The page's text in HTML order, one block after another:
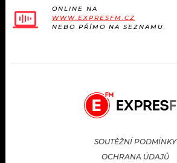
ONLINE NA
WWW.EXPRESFM.CZ
NEBO PŘÍMO NA SEZNAMU.
SOUTĚŽNÍ PODMÍNKY
OCHRANA ÚDAJŮ